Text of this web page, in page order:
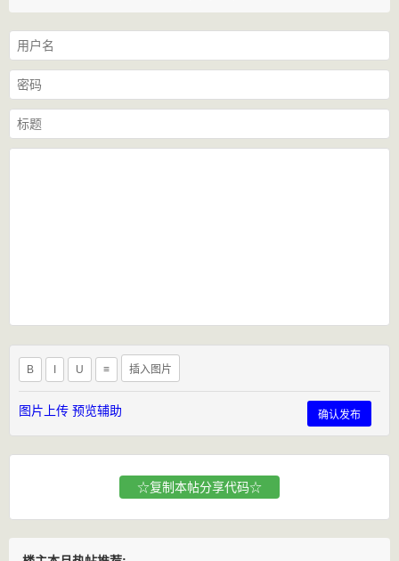
B U ≡ 插入图片
图片上传 预览辅助 确认发布
☆复制本帖分享代码☆